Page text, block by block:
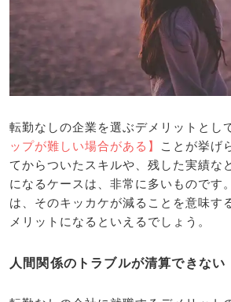
転勤なしの企業を選ぶデメリットとし
ップが難しい場合がある】
ことが挙げ
てからついたスキルや、残した実績な
になるケースは、非常に多いものです
は、そのキッカケが減ることを意味す
メリットになるといえるでしょう。
人間関係のトラブルが清算できない